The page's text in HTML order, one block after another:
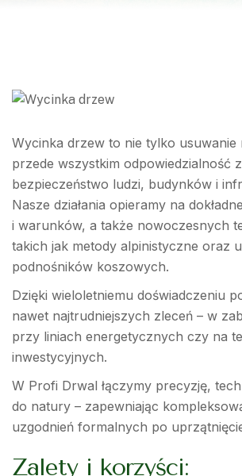
Wycinka drzew to nie tylko usuwanie
przede wszystkim odpowiedzialność
bezpieczeństwo ludzi, budynków i
Nasze działania opieramy na
i warunków, a także nowoczesnych
takich jak metody alpinistyczne oraz
podnośników koszowych.
Dzięki wieloletniemu doświadczeniu
nawet najtrudniejszych zleceń – w
przy liniach energetycznych czy na
inwestycyjnych.
W Profi Drwal łączymy precyzję,
do natury – zapewniając
uzgodnień formalnych po
Zalety i korzyści: